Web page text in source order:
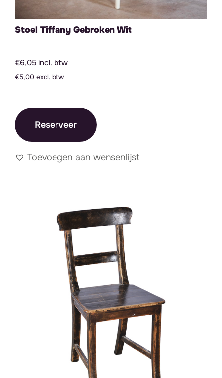
Stoel Tiffany Gebroken Wit
€6,05 incl. btw
€5,00 excl. btw
Reserveer
Toevoegen aan wensenlijst